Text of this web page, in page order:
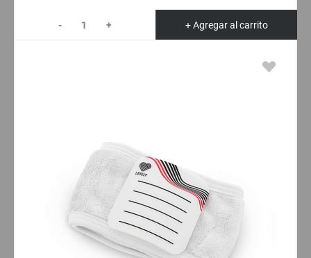
- + + Agregar al carrito